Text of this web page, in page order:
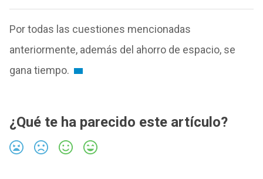
Por todas las cuestiones mencionadas
anteriormente, además del ahorro de espacio, se
gana tiempo.
¿Qué te ha parecido este artículo?